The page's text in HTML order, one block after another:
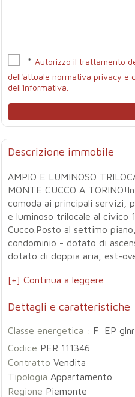
*Autorizzo il trattamento
dell'attuale normativa privacy e
dell'informativa.
Descrizione immobile
AMPIO E LUMINOSO
MONTE CUCCO A
comoda ai principali servizi,
e luminoso trilocale al civico
Cucco.Posto al settimo
condominio - dotato di
dotato di doppia aria, est-
[+] Continua a leggere
Dettagli e caratteristiche
Classe energetica : F EP
Codice PER 111346
Contratto Vendita
Tipologia Appartamento
Regione Piemonte